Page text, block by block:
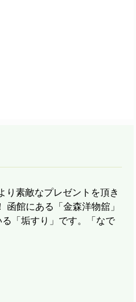
り素敵なプレゼントを頂き
函館にある「金森洋物舘」
「垢すり」です。「なで